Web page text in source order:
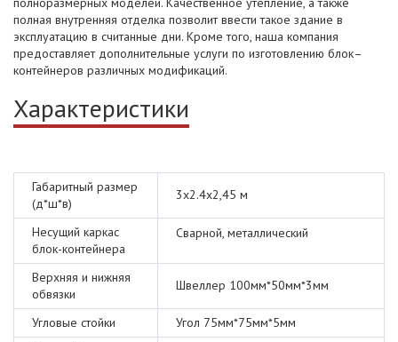
полная внутренняя отделка позволит ввести такое здание в
эксплуатацию в считанные дни. Кроме того, наша компания
предоставляет дополнительные услуги по изготовлению блок–
контейнеров различных модификаций.
Характеристики
Габаритный размер
(д*ш*в)
3х2.4х2,45 м
Несущий каркас
блок-контейнера
Сварной, металлический
Верхняя и нижняя
обвязки
Швеллер 100мм*50мм*3мм
Угловые стойки
Угол 75мм*75мм*5мм